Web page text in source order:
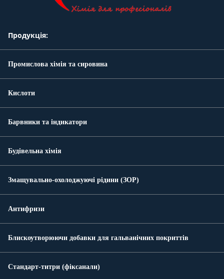
Продукція:
Промислова хімія та сировина
Кислоти
Барвники та індикатори
Будівельна хімія
Змащувально-охолоджуючі рідини (ЗОР)
Антифризи
Блискоутворюючи добавки для гальванічних покриттів
Стандарт-титри (фіксанали)